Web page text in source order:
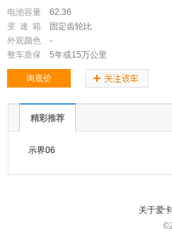
电池容量
62.36
变 速 箱
固定齿轮比
外观颜色
-
整车质保
5年或15万公里
询底价
精彩推荐
示界06
关于爱卡